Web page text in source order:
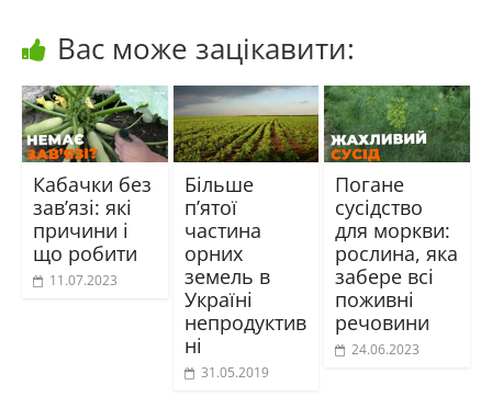
Вас може зацікавити:
Кабачки без
зав’язі: які
причини і
що робити
11.07.2023
Більше
п’ятої
частина
орних
земель в
Україні
непродуктив
ні
31.05.2019
Погане
сусідство
для моркви:
рослина, яка
забере всі
поживні
речовини
24.06.2023